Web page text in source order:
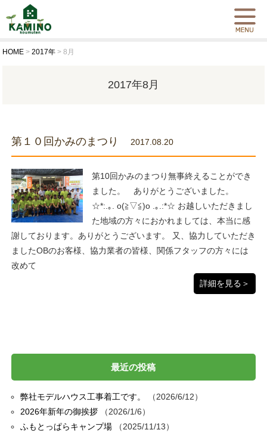
HOME >2017年 >8月
2017年8月
第１０回かみのまつり 2017.08.20
第10回かみのまつり無事終えることができ
ました。 ありがとうございました。
☆*:.｡. o(≧▽≦)o .｡.:*☆ お越しいただきまし
た地域の方々におかれましては、本当に感
謝しております。ありがとうございます。 又、協力していただき
ましたOBのお客様、協力業者の皆様、関係フタッフの方々には
改めて
詳細を見る＞
最近の投稿
弊社モデルハウス工事着工です。
2026/6/12
2026年新年の御挨拶
2026/1/6
ふもとっぱらキャンプ場
2025/11/13